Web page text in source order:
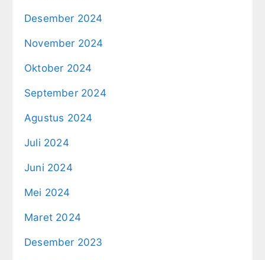
Desember 2024
November 2024
Oktober 2024
September 2024
Agustus 2024
Juli 2024
Juni 2024
Mei 2024
Maret 2024
Desember 2023